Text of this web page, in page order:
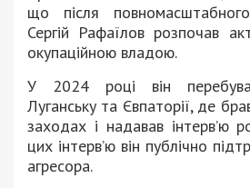
що після
Сергій Рафаїлов розпочав
окупаційною владою.
У 2024 році він
Луганську та Євпаторії, де
заходах і надавав інтерв’ю
цих інтерв’ю він публічно
агресора.